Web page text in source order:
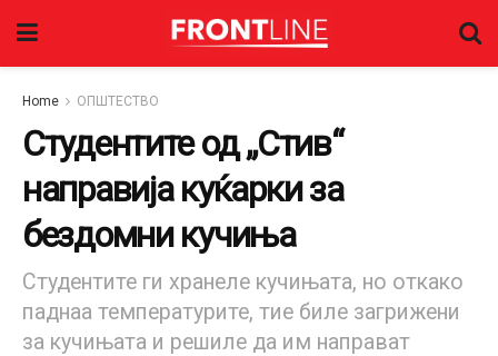
Home ОПШТЕСТВО
Студентите од „Стив“
направија куќарки за
бездомни кучиња
Студентите ги хранеле кучињата, но откако
паднаа температурите, тие биле загрижени
за кучињата и решиле да им направат